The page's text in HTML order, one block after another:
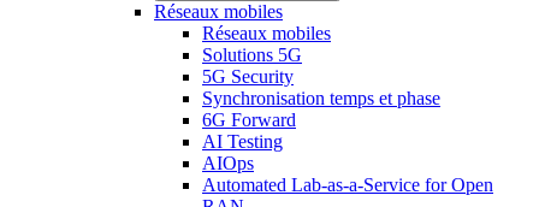
Réseaux mobiles
Réseaux mobiles
Solutions 5G
5G Security
Synchronisation temps et phase
6G Forward
AI Testing
AIOps
Automated Lab-as-a-Service for Open